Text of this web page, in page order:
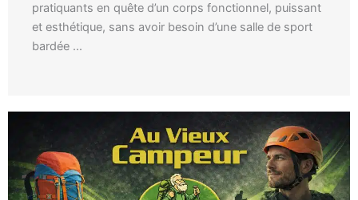
pratiquants en quête d’un corps fonctionnel, puissant
et esthétique, sans avoir besoin d’une salle de sport
bardée ...